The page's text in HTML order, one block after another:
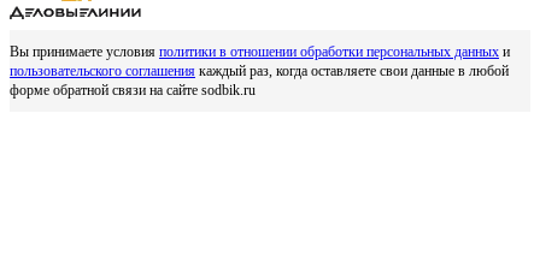
Вы принимаете условия политики в отношении обработки персональных данных и
пользовательского соглашения каждый раз, когда оставляете свои данные в любой
форме обратной связи на сайте sodbik.ru